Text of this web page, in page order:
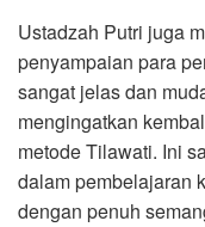
Ustadzah Putri juga
penyampaian para
sangat jelas dan
mengingatkan
metode Tilawati. Ini
dalam pembelajaran
dengan penuh